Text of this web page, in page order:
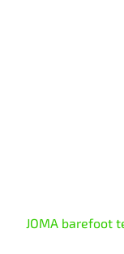
JOMA barefoot